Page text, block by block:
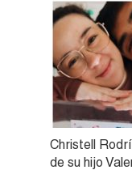
Christell
de su hijo